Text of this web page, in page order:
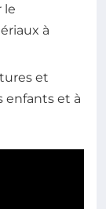
le
à
et
enfants et à